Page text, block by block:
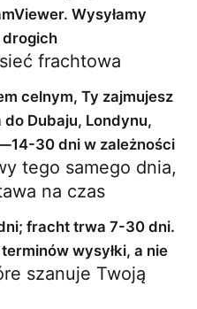
Wysyłamy
drogich
frachtowa
celnym, Ty zajmujesz
Dubaju, Londynu,
30 dni w zależności
tego samego dnia,
na czas
fracht trwa 7-30 dni.
wysyłki, a nie
szanuje Twoją